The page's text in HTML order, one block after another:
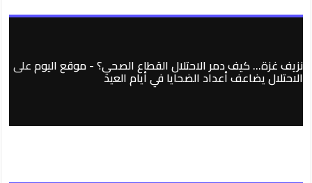
نزيف غزة… كيف دمر الاحتلال القطاع الصحي؟ - موقع اليومعلى
الاحتلال يضاعف أعداد الضحايا في أيام العيد